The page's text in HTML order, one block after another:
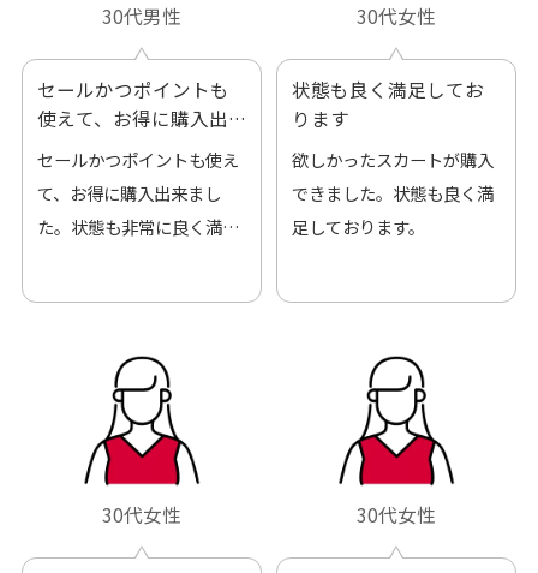
30代男性
セールかつポイントも
使えて、お得に購入出
来ました
セールかつポイントも使え
て、お得に購入出来まし
た。状態も非常に良く満足
30代女性
状態も良く満足してお
ります
欲しかったスカートが購入
できました。状態も良く満
足しております。
30代女性 30代女性